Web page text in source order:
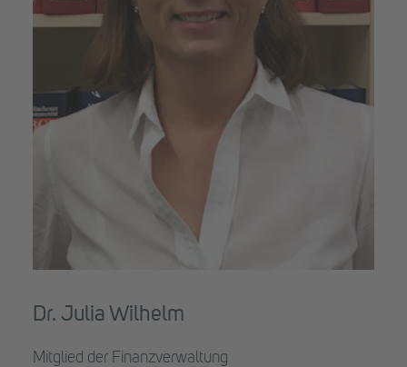
Dr. Julia Wilhelm
Mitglied der Finanzverwaltung